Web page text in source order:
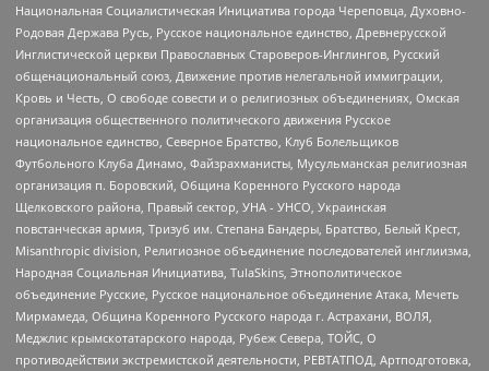
Национальная Социалистическая Инициатива города Череповца, Духовно-
Родовая Держава Русь, Русское национальное единство, Древнерусской
Инглистической церкви Православных Староверов-Инглингов, Русский
общенациональный союз, Движение против нелегальной иммиграции,
Кровь и Честь, О свободе совести и о религиозных объединениях, Омская
организация общественного политического движения Русское
национальное единство, Северное Братство, Клуб Болельщиков
Футбольного Клуба Динамо, Файзрахманисты, Мусульманская религиозная
организация п. Боровский, Община Коренного Русского народа
Щелковского района, Правый сектор, УНА - УНСО, Украинская
повстанческая армия, Тризуб им. Степана Бандеры, Братство, Белый Крест,
Misanthropic division, Религиозное объединение последователей инглиизма,
Народная Социальная Инициатива, TulaSkins, Этнополитическое
объединение Русские, Русское национальное объединение Атака, Мечеть
Мирмамеда, Община Коренного Русского народа г. Астрахани, ВОЛЯ,
Меджлис крымскотатарского народа, Рубеж Севера, ТОЙС, О
противодействии экстремистской деятельности, РЕВТАТПОД, Артподготовка,